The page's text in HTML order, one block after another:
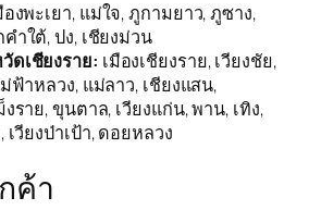
องพะเยา, แม่ใจ, ภูกามยาว, ภูซาง,
ำใต้, ปง, เชียงม่วน
ดเชียงราย: เมืองเชียงราย, เวียงชัย,
ฟ้าหลวง, แม่ลาว, เชียงแสน,
ราย, ขุนตาล, เวียงแก่น, พาน, เทิง,
วียงป่าเป้า, ดอยหลวง
ค้า